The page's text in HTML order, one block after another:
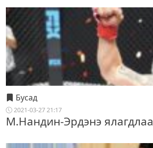
Бусад
2021-03-27 21:17
М.Нандин-Эрдэнэ ялагдлаа